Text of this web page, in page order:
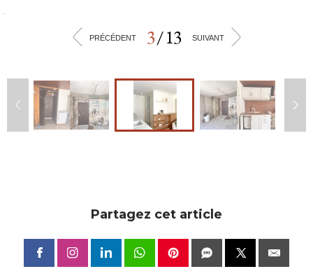
<PRÉCÉDENT 3/13 SUIVANT >
Partagez cet article